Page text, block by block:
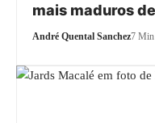
mais maduros
André Quental Sanchez7